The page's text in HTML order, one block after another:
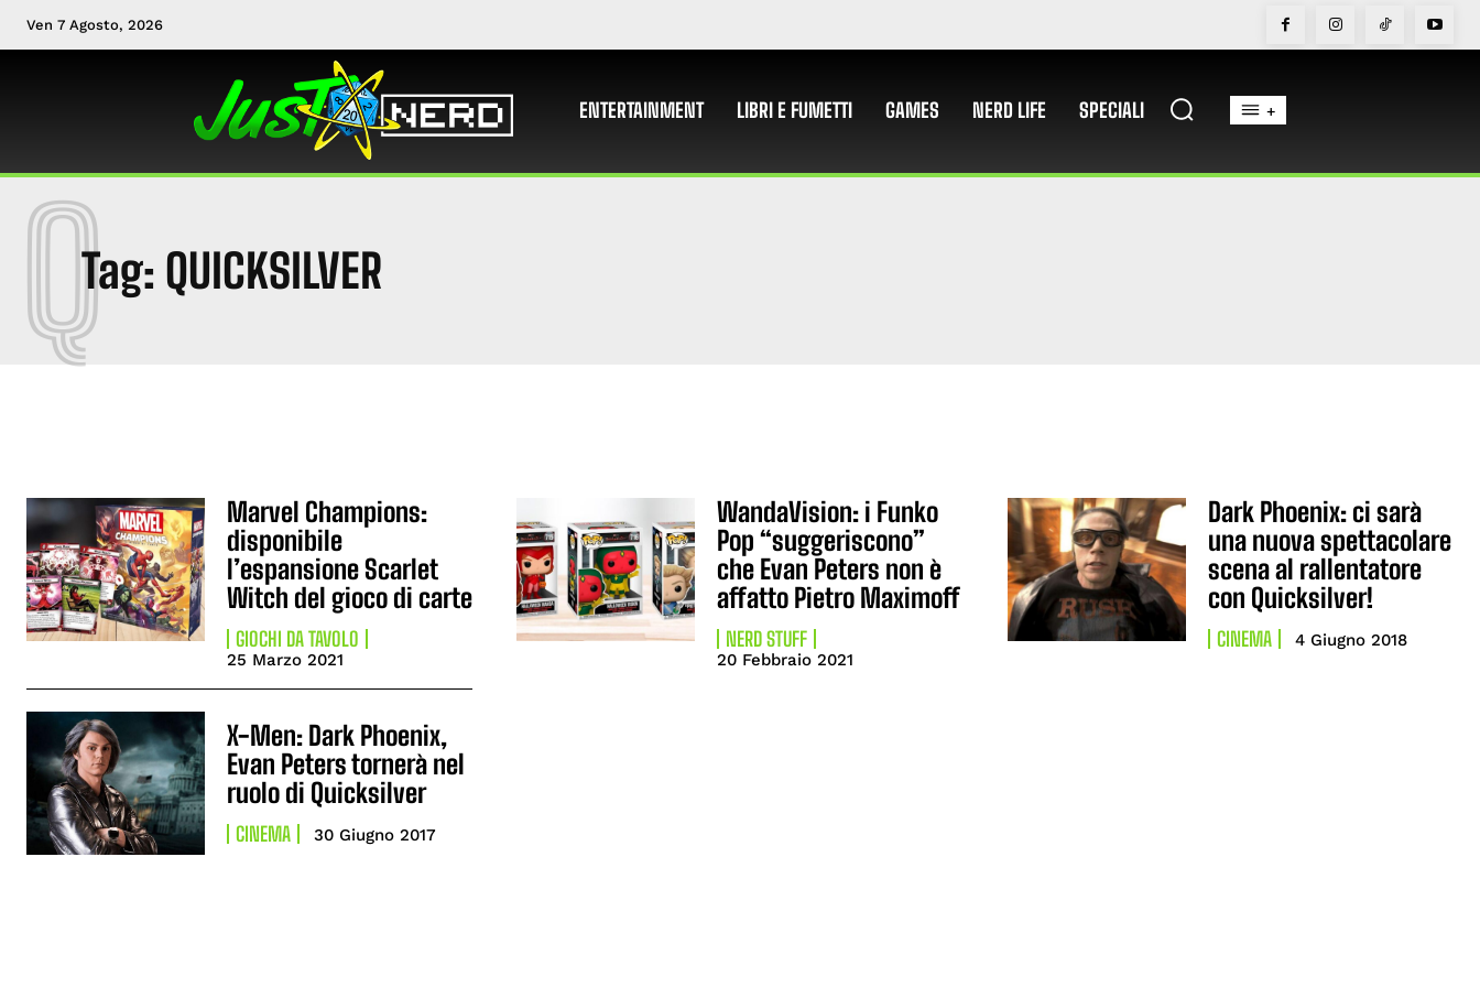
Ven 7 Agosto, 2026
ENTERTAINMENT LIBRI E FUMETTI GAMES NERD LIFE SPECIALI +
Tag: QUICKSILVER
Q
Marvel Champions:
disponibile
l’espansione Scarlet
Witch del gioco di carte
GIOCHI DA TAVOLO
25 Marzo 2021
WandaVision: i Funko
Pop “suggeriscono”
che Evan Peters non è
affatto Pietro Maximoff
NERD STUFF
20 Febbraio 2021
Dark Phoenix: ci sarà
una nuova spettacolare
scena al rallentatore
con Quicksilver!
CINEMA 4 Giugno 2018
X-Men: Dark Phoenix,
Evan Peters tornerà nel
ruolo di Quicksilver
CINEMA 30 Giugno 2017